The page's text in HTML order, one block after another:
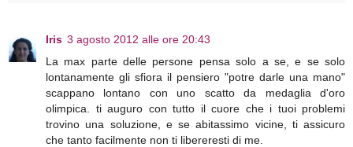
Iris 3 agosto 2012 alle ore 20:43
La max parte delle persone pensa solo a se, e se solo
lontanamente gli sfiora il pensiero "potre darle una mano"
scappano lontano con uno scatto da medaglia d'oro
olimpica. ti auguro con tutto il cuore che i tuoi problemi
trovino una soluzione, e se abitassimo vicine, ti assicuro
che tanto facilmente non ti libereresti di me.